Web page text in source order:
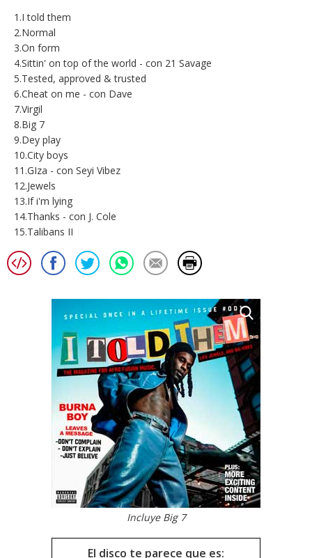
1.I told them
2.Normal
3.On form
4.Sittin' on top of the world - con 21 Savage
5.Tested, approved & trusted
6.Cheat on me - con Dave
7.Virgil
8.Big 7
9.Dey play
10.City boys
11.GIza - con Seyi Vibez
12.Jewels
13.If i'm lying
14.Thanks - con J. Cole
15.Talibans II
Incluye Big 7
El disco te parece que es: